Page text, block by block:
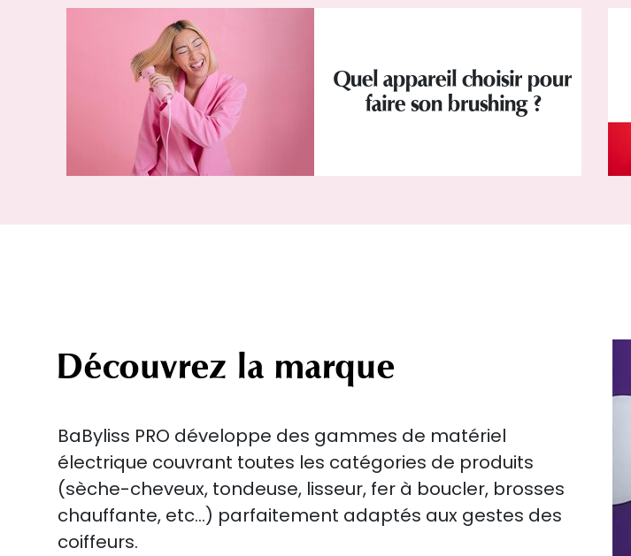
Quel appareil choisir pour
faire son brushing ?
Découvrez la marque
BaByliss PRO développe des gammes de matériel
électrique couvrant toutes les catégories de produits
(sèche-cheveux, tondeuse, lisseur, fer à boucler, brosses
chauffante, etc...) parfaitement adaptés aux gestes des
coiffeurs.